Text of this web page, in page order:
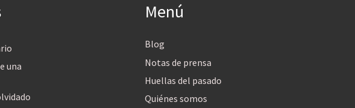
una
Menú
Blog
Notas de prensa
Huellas del pasado
Quiénes somos